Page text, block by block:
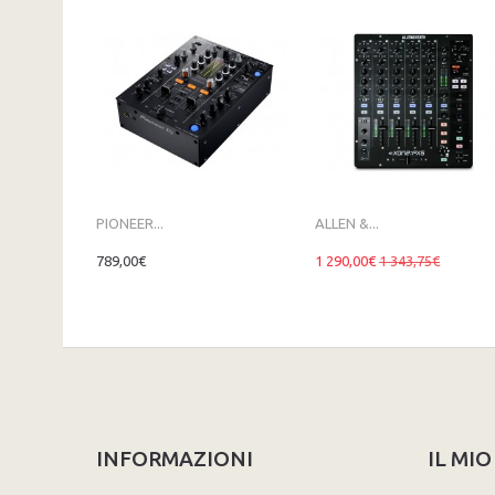
PIONEER...
789,00€
ALLEN &...
1 290,00€ 1 343,75€
INFORMAZIONI IL